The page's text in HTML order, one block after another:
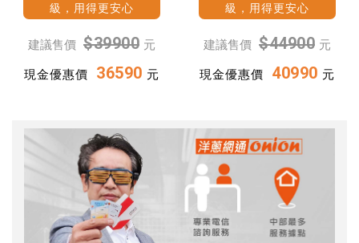
級，用得更安心
建議售價 $39900 元
現金優惠價 36590 元
級，用得更安心
建議售價 $44900 元
現金優惠價 40990 元